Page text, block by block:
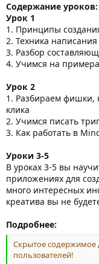
Содержание уроков:
Урок 1
1. Принципы
2. Техника
3. Разбор
4. Учимся на
Урок 2
1. Разбираем фишки,
клика
2. Учимся писать
3. Как работать в
Уроки 3-5
В уроках 3-5 вы
приложениях для
много интересных
креатива вы не
Подробнее:
Скрытое содержимое
пользователей!